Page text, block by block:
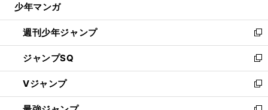
開
く
少年マンガ
週刊少年ジャンプ
新
し
い
ウ
ィ
ン
ジャンプSQ
新
し
い
ウ
Vジャンプ
新
し